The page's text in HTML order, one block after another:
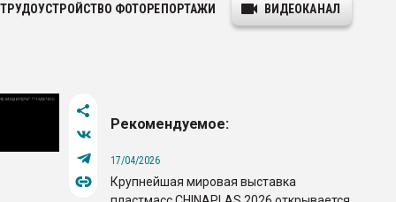
ТРУДОУСТРОЙСТВО ФОТОРЕПОРТАЖИ ВИДЕОКАНАЛ
Рекомендуемое:
17/04/2026
Крупнейшая мировая выставка